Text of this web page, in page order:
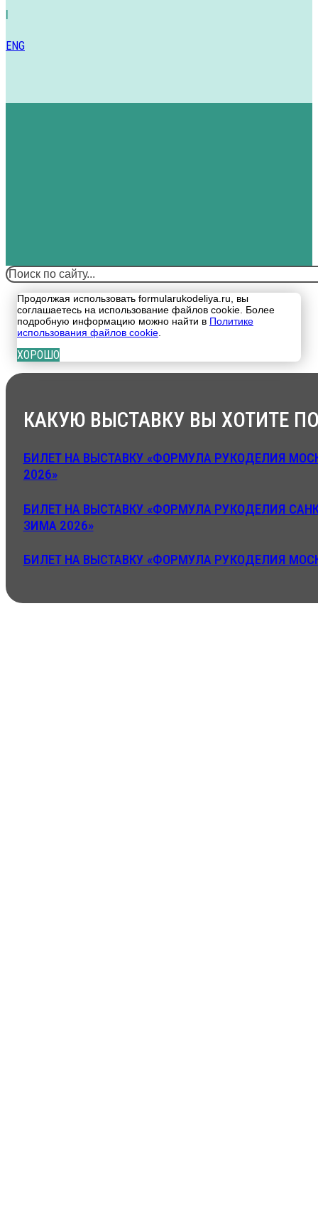
ENG
Поиск
Продолжая использовать formularukodeliya.ru, вы
соглашаетесь на использование файлов cookie. Более
подробную информацию можно найти в Политике
использования файлов cookie.
ХОРОШО
КАКУЮ ВЫСТАВКУ ВЫ ХОТИТЕ
БИЛЕТ НА ВЫСТАВКУ «ФОРМУЛА РУКОДЕЛИЯ
2026»
БИЛЕТ НА ВЫСТАВКУ «ФОРМУЛА РУКОДЕЛИЯ
ЗИМА 2026»
БИЛЕТ НА ВЫСТАВКУ «ФОРМУЛА РУКОДЕЛИЯ